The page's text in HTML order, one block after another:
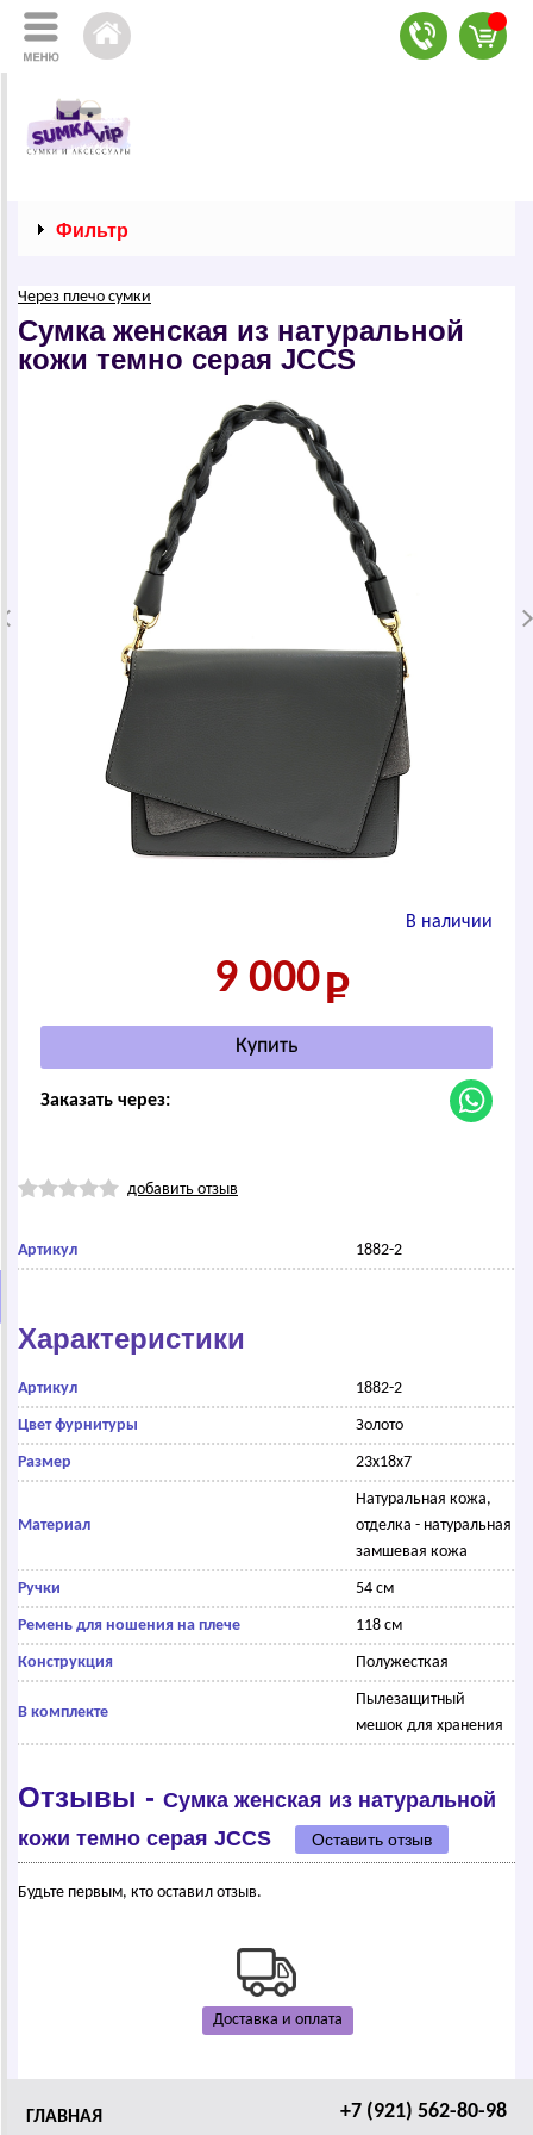
Фильтр
Через плечо сумки
Сумка женская из натуральной
кожи темно серая JCCS
В наличии
9 000
Заказать через:
добавить отзыв
Артикул 1882-2
Характеристики
Артикул 1882-2
Цвет фурнитуры Золото
Размер 23x18x7
Материал
Натуральная кожа,
отделка - натуральная
замшевая кожа
Ручки 54 см
Ремень для ношения на плече 118 см
Конструкция Полужесткая
В комплекте
Пылезащитный
мешок для хранения
Отзывы - Сумка женская из натуральной
кожи темно серая JCCS
Оставить отзыв
Будьте первым, кто оставил отзыв.
Доставка и оплата
+7 (921) 562-80-98
ГЛАВНАЯ